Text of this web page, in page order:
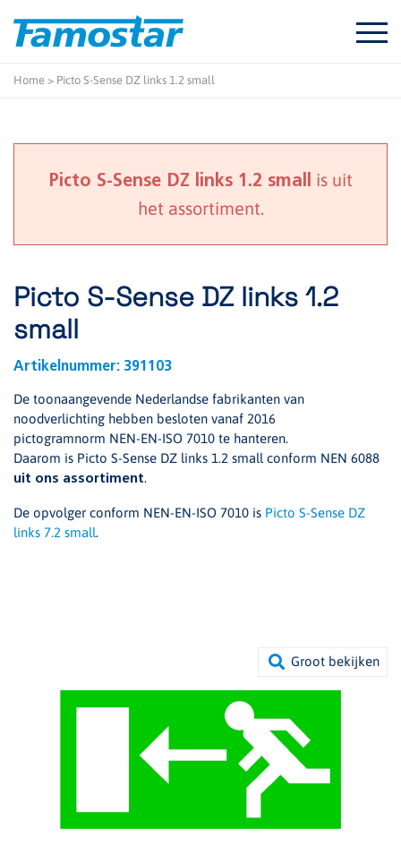
content
Home > Picto S-Sense DZ links 1.2 small
Picto S-Sense DZ links 1.2 small is uit
het assortiment.
Picto S-Sense DZ links 1.2
small
Artikelnummer: 391103
De toonaangevende Nederlandse fabrikanten van
noodverlichting hebben besloten vanaf 2016
pictogramnorm NEN-EN-ISO 7010 te hanteren.
Daarom is Picto S-Sense DZ links 1.2 small conform NEN 6088
uit ons assortiment.
De opvolger conform NEN-EN-ISO 7010 is Picto S-Sense DZ
links 7.2 small.